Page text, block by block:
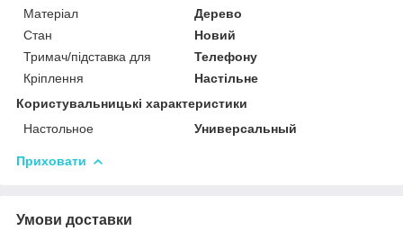
Матеріал
Дерево
Стан
Новий
Тримач/підставка для
Телефону
Кріплення
Настільне
Користувальницькі характеристики
Настольное
Универсальный
Приховати
Умови доставки